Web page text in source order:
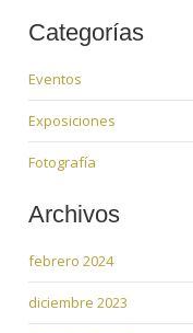
Categorías
Eventos
Exposiciones
Fotografía
Archivos
febrero 2024
diciembre 2023